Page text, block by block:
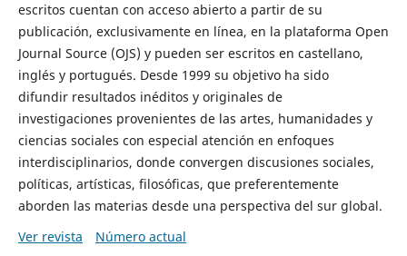
escritos cuentan con acceso abierto a partir de su
publicación, exclusivamente en línea, en la plataforma Open
Journal Source (OJS) y pueden ser escritos en castellano,
inglés y portugués. Desde 1999 su objetivo ha sido
difundir resultados inéditos y originales de
investigaciones provenientes de las artes, humanidades y
ciencias sociales con especial atención en enfoques
interdisciplinarios, donde convergen discusiones sociales,
políticas, artísticas, filosóficas, que preferentemente
aborden las materias desde una perspectiva del sur global.
Ver revista
Número actual